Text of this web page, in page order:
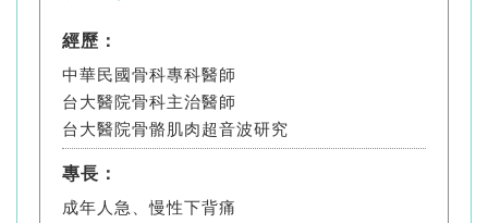
經歷：
中華民國骨科專科醫師
台大醫院骨科主治醫師
台大醫院骨骼肌肉超音波研究
專長：
成年人急、慢性下背痛